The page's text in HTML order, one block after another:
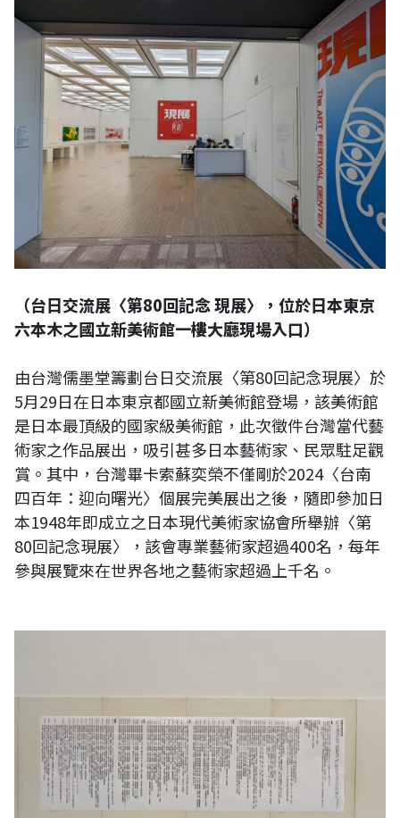
（台日交流展〈第80回記念 現展〉，位於日本東京
六本木之國立新美術館一樓大廳現場入口）
由台灣儒墨堂籌劃台日交流展〈第80回記念現展〉於
5月29日在日本東京都國立新美術館登場，該美術館
是日本最頂級的國家級美術館，此次徵件台灣當代藝
術家之作品展出，吸引甚多日本藝術家、民眾駐足觀
賞。其中，台灣畢卡索蘇奕榮不僅剛於2024〈台南
四百年：迎向曙光〉個展完美展出之後，隨即參加日
本1948年即成立之日本現代美術家協會所舉辦〈第
80回記念現展〉，該會專業藝術家超過400名，每年
參與展覽來在世界各地之藝術家超過上千名。